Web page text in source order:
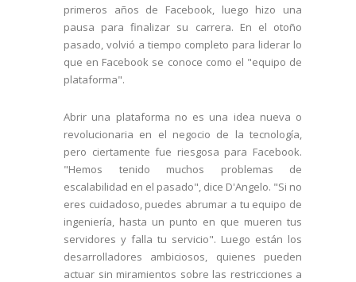
primeros años de Facebook, luego hizo una
pausa para finalizar su carrera. En el otoño
pasado, volvió a tiempo completo para liderar lo
que en Facebook se conoce como el "equipo de
plataforma".
Abrir una plataforma no es una idea nueva o
revolucionaria en el negocio de la tecnología,
pero ciertamente fue riesgosa para Facebook.
"Hemos tenido muchos problemas de
escalabilidad en el pasado", dice D'Angelo. "Si no
eres cuidadoso, puedes abrumar a tu equipo de
ingeniería, hasta un punto en que mueren tus
servidores y falla tu servicio". Luego están los
desarrolladores ambiciosos, quienes pueden
actuar sin miramientos sobre las restricciones a